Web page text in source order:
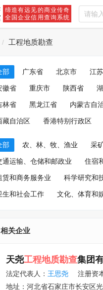
缔造有远见的商业传奇
全国企业信用查询系统
工程地质勘查
部 广东省 北京市 江
徽省 重庆市 陕西省
林省 黑龙江省 内蒙古自
藏自治区 香港特别行政区
部 农、林、牧、渔业 采
通运输、仓储和邮政业 住宿
赁和商务服务业 科学研究和
生和社会工作 文化、体育和
相关企业
天尧工程地质勘查集团
法定代表人： 王思尧 注册资
地址： 河北省石家庄市长安区